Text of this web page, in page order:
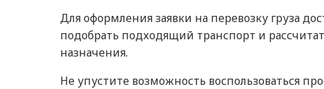
Для оформления заявки на перевозку груза
подобрать подходящий транспорт и
назначения.
Не упустите возможность воспользоваться